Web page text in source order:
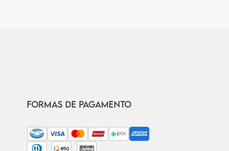
FORMAS DE PAGAMENTO